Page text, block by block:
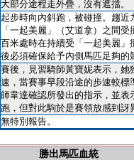
大部分途程走外疊，沒有遮擋。
起步時向內斜跑，被碰撞。趨
「一起美麗」（艾道拿）之間
百米處時在持續受「一起美麗」
後必須確保給予內側馬匹足夠的
賽後，見習騎師黃寶妮表示，
速，當賽事早段沿途的步速較
師韋達確認所發出的指示，並
跑，但對此駒於是賽領放感到訝
無特別報告。
勝出馬匹血統